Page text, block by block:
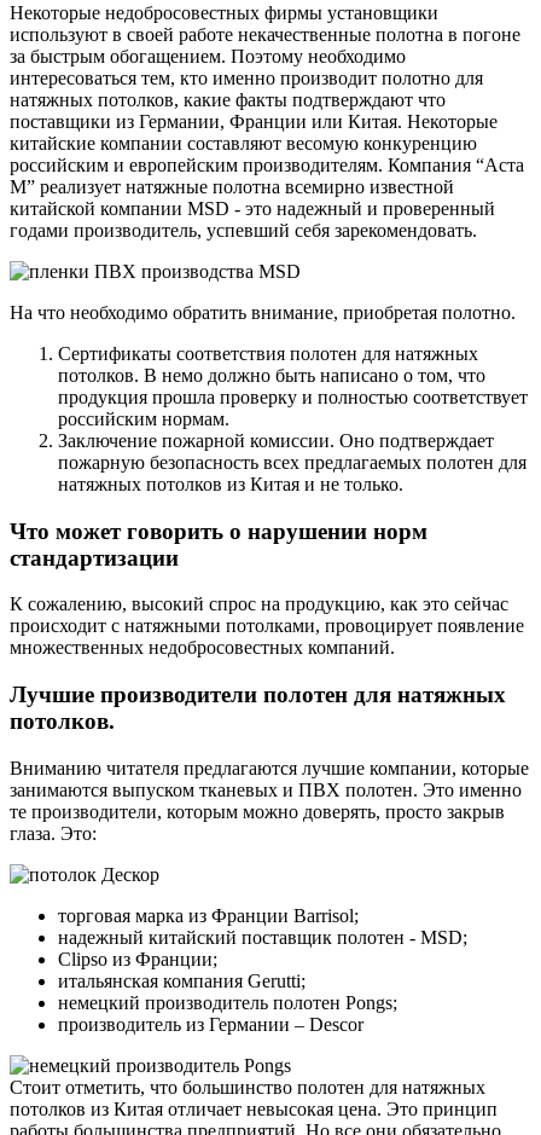
Некоторые недобросовестных фирмы установщики
используют в своей работе некачественные полотна в погоне
за быстрым обогащением. Поэтому необходимо
интересоваться тем, кто именно производит полотно для
натяжных потолков, какие факты подтверждают что
поставщики из Германии, Франции или Китая. Некоторые
китайские компании составляют весомую конкуренцию
российским и европейским производителям. Компания “Аста
М” реализует натяжные полотна всемирно известной
китайской компании MSD - это надежный и проверенный
годами производитель, успевший себя зарекомендовать.
На что необходимо обратить внимание, приобретая полотно.
Сертификаты соответствия полотен для натяжных
потолков. В немо должно быть написано о том, что
продукция прошла проверку и полностью соответствует
российским нормам.
Заключение пожарной комиссии. Оно подтверждает
пожарную безопасность всех предлагаемых полотен для
натяжных потолков из Китая и не только.
Что может говорить о нарушении норм
стандартизации
К сожалению, высокий спрос на продукцию, как это сейчас
происходит с натяжными потолками, провоцирует появление
множественных недобросовестных компаний.
Лучшие производители полотен для натяжных
потолков.
Вниманию читателя предлагаются лучшие компании, которые
занимаются выпуском тканевых и ПВХ полотен. Это именно
те производители, которым можно доверять, просто закрыв
глаза. Это:
торговая марка из Франции Barrisol;
надежный китайский поставщик полотен - MSD;
Clipso из Франции;
итальянская компания Gerutti;
немецкий производитель полотен Pongs;
производитель из Германии – Descor
Стоит отметить, что большинство полотен для натяжных
потолков из Китая отличает невысокая цена. Это принцип
работы большинства предприятий. Но все они обязательно